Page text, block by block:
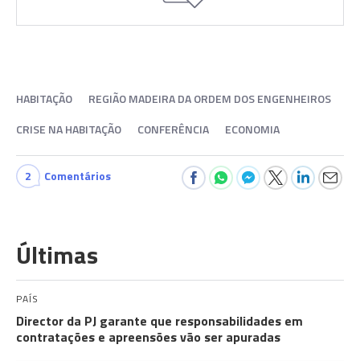
HABITAÇÃO
REGIÃO MADEIRA DA ORDEM DOS ENGENHEIROS
CRISE NA HABITAÇÃO
CONFERÊNCIA ECONOMIA
2 Comentários
Últimas
PAÍS
Director da PJ garante que responsabilidades em
contratações e apreensões vão ser apuradas